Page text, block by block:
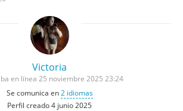
Victoria
en línea 25 noviembre 2025 23:24
Se comunica en2 idiomas
Perfil creado 4 junio 2025